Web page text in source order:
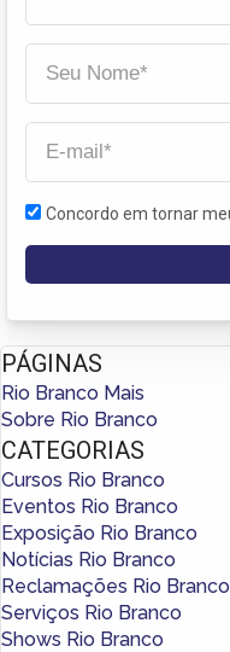
Concordo em tornar
PÁGINAS
Rio Branco Mais
Sobre Rio Branco
CATEGORIAS
Cursos Rio Branco
Eventos Rio Branco
Exposição Rio Branco
Notícias Rio Branco
Reclamações Rio Branco
Serviços Rio Branco
Shows Rio Branco